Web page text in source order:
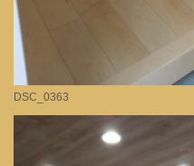
DSC_0363